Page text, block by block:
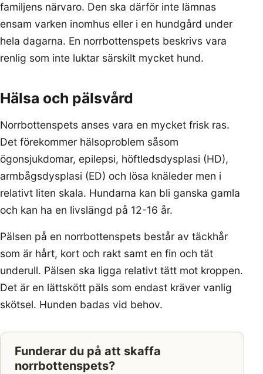
familjens närvaro. Den ska därför inte lämnas
ensam varken inomhus eller i en hundgård under
hela dagarna. En norrbottenspets beskrivs vara
renlig som inte luktar särskilt mycket hund.
Hälsa och pälsvård
Norrbottenspets anses vara en mycket frisk ras.
Det förekommer hälsoproblem såsom
ögonsjukdomar, epilepsi, höftledsdysplasi (HD),
armbågsdysplasi (ED) och lösa knäleder men i
relativt liten skala. Hundarna kan bli ganska gamla
och kan ha en livslängd på 12-16 år.
Pälsen på en norrbottenspets består av täckhår
som är hårt, kort och rakt samt en fin och tät
underull. Pälsen ska ligga relativt tätt mot kroppen.
Det är en lättskött päls som endast kräver vanlig
skötsel. Hunden badas vid behov.
Funderar du på att skaffa
norrbottenspets?